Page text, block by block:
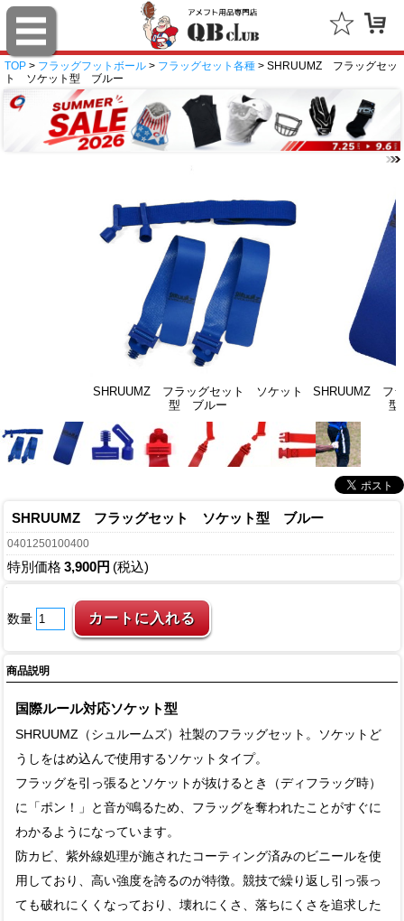
TOP > フラッグフットボール > フラッグセット各種 > SHRUUMZ フラッグセッ
ト ソケット型 ブルー
SHRUUMZ フラッグセット ソケット
型 ブルー
SHRUUMZ フ
SHRUUMZ フラッグセット ソケット型 ブルー
0401250100400
特別価格 3,900円 (税込)
数量
商品説明
国際ルール対応ソケット型
SHRUUMZ（シュルームズ）社製のフラッグセット。ソケットど
うしをはめ込んで使用するソケットタイプ。
フラッグを引っ張るとソケットが抜けるとき（ディフラッグ時）
に「ポン！」と音が鳴るため、フラッグを奪われたことがすぐに
わかるようになっています。
防カビ、紫外線処理が施されたコーティング済みのビニールを使
用しており、高い強度を誇るのが特徴。競技で繰り返し引っ張っ
ても破れにくくなっており、壊れにくさ、落ちにくさを追求した